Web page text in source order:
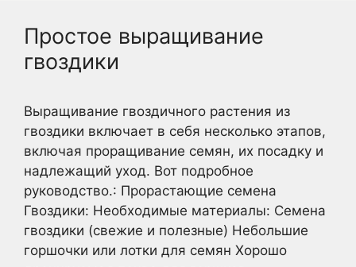
Простое выращивание
гвоздики
Выращивание гвоздичного растения из
гвоздики включает в себя несколько этапов,
включая проращивание семян, их посадку и
надлежащий уход. Вот подробное
руководство.: Прорастающие семена
Гвоздики: Необходимые материалы: Семена
гвоздики (свежие и полезные) Небольшие
горшочки или лотки для семян Хорошо